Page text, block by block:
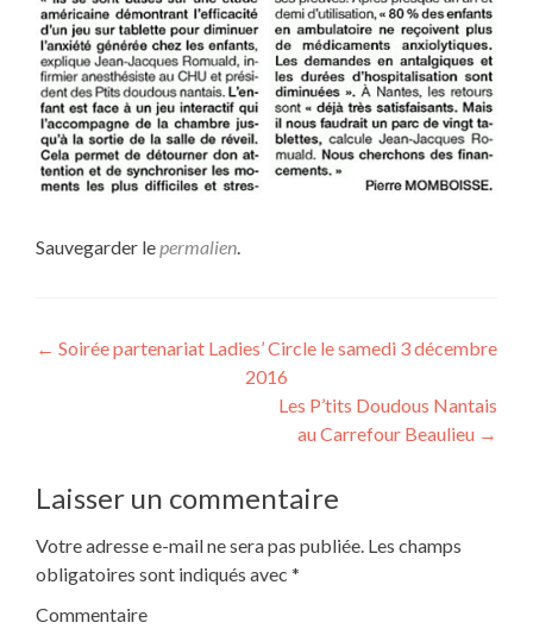
Sauvegarder lepermalien.
Navigation
← Soirée partenariat Ladies’ Circle le samedi 3 décembre
2016
Les P’tits Doudous Nantais
au Carrefour Beaulieu →
Laisser un commentaire
Votre adresse e-mail ne sera pas publiée. Les champs
obligatoires sont indiqués avec *
Commentaire